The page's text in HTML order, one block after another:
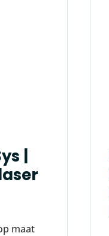
|
maat